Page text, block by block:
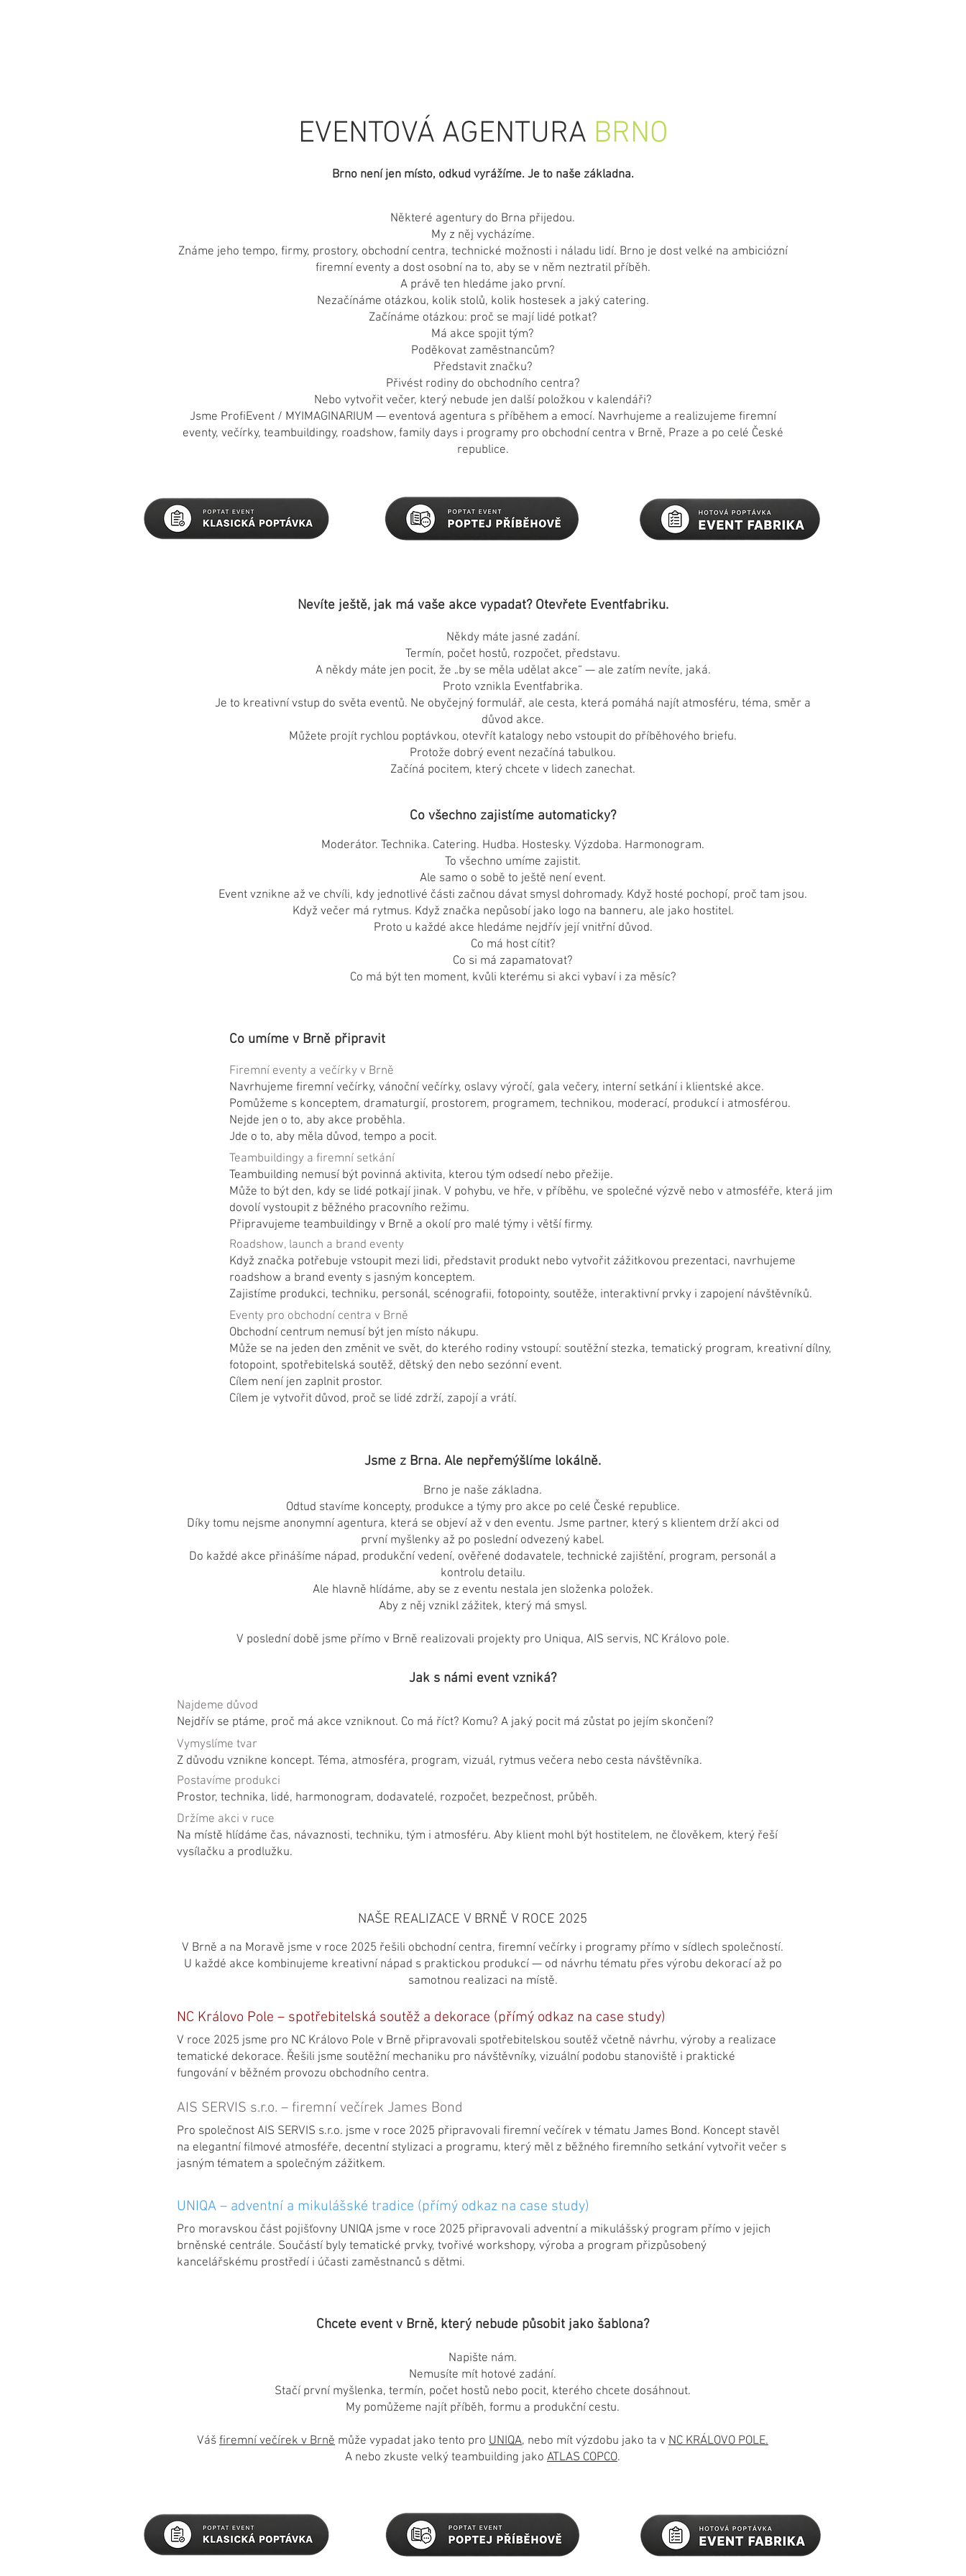
EVENTOVÁ AGENTURA BRNO
Brno není jen místo, odkud vyrážíme. Je to naše základna.
Některé agentury do Brna přijedou.
My z něj vycházíme.
Známe jeho tempo, firmy, prostory, obchodní centra, technické možnosti i náladu lidí. Brno je dost velké na ambiciózní
firemní eventy a dost osobní na to, aby se v něm neztratil příběh.
A právě ten hledáme jako první.
Nezačínáme otázkou, kolik stolů, kolik hostesek a jaký catering.
Začínáme otázkou: proč se mají lidé potkat?
Má akce spojit tým?
Poděkovat zaměstnancům?
Představit značku?
Přivést rodiny do obchodního centra?
Nebo vytvořit večer, který nebude jen další položkou v kalendáři?
Jsme ProfiEvent / MYIMAGINARIUM — eventová agentura s příběhem a emocí. Navrhujeme a realizujeme firemní
eventy, večírky, teambuildingy, roadshow, family days i programy pro obchodní centra v Brně, Praze a po celé České
republice.
Nevíte ještě, jak má vaše akce vypadat? Otevřete Eventfabriku.
Někdy máte jasné zadání.
Termín, počet hostů, rozpočet, představu.
A někdy máte jen pocit, že „by se měla udělat akce“ — ale zatím nevíte, jaká.
Proto vznikla Eventfabrika.
Je to kreativní vstup do světa eventů. Ne obyčejný formulář, ale cesta, která pomáhá najít atmosféru, téma, směr a
důvod akce.
Můžete projít rychlou poptávkou, otevřít katalogy nebo vstoupit do příběhového briefu.
Protože dobrý event nezačíná tabulkou.
Začíná pocitem, který chcete v lidech zanechat.
Co všechno zajistíme automaticky?
Moderátor. Technika. Catering. Hudba. Hostesky. Výzdoba. Harmonogram.
To všechno umíme zajistit.
Ale samo o sobě to ještě není event.
Event vznikne až ve chvíli, kdy jednotlivé části začnou dávat smysl dohromady. Když hosté pochopí, proč tam jsou.
Když večer má rytmus. Když značka nepůsobí jako logo na banneru, ale jako hostitel.
Proto u každé akce hledáme nejdřív její vnitřní důvod.
Co má host cítit?
Co si má zapamatovat?
Co má být ten moment, kvůli kterému si akci vybaví i za měsíc?
Co umíme v Brně připravit
Navrhujeme firemní večírky, vánoční večírky, oslavy výročí, gala večery, interní setkání i klientské akce.
Pomůžeme s konceptem, dramaturgií, prostorem, programem, technikou, moderací, produkcí i atmosférou.
Nejde jen o to, aby akce proběhla.
Jde o to, aby měla důvod, tempo a pocit.
Firemní eventy a večírky v Brně
Teambuildingy a firemní setkání
Teambuilding nemusí být povinná aktivita, kterou tým odsedí nebo přežije.
Může to být den, kdy se lidé potkají jinak. V pohybu, ve hře, v příběhu, ve společné výzvě nebo v atmosféře, která jim
dovolí vystoupit z běžného pracovního režimu.
Připravujeme teambuildingy v Brně a okolí pro malé týmy i větší firmy.
Roadshow, launch a brand eventy
Když značka potřebuje vstoupit mezi lidi, představit produkt nebo vytvořit zážitkovou prezentaci, navrhujeme
roadshow a brand eventy s jasným konceptem.
Zajistíme produkci, techniku, personál, scénografii, fotopointy, soutěže, interaktivní prvky i zapojení návštěvníků.
Eventy pro obchodní centra v Brně
Obchodní centrum nemusí být jen místo nákupu.
Může se na jeden den změnit ve svět, do kterého rodiny vstoupí: soutěžní stezka, tematický program, kreativní dílny,
fotopoint, spotřebitelská soutěž, dětský den nebo sezónní event.
Cílem není jen zaplnit prostor.
Cílem je vytvořit důvod, proč se lidé zdrží, zapojí a vrátí.
Jsme z Brna. Ale nepřemýšlíme lokálně.
Brno je naše základna.
Odtud stavíme koncepty, produkce a týmy pro akce po celé České republice.
Díky tomu nejsme anonymní agentura, která se objeví až v den eventu. Jsme partner, který s klientem drží akci od
první myšlenky až po poslední odvezený kabel.
Do každé akce přinášíme nápad, produkční vedení, ověřené dodavatele, technické zajištění, program, personál a
kontrolu detailu.
Ale hlavně hlídáme, aby se z eventu nestala jen složenka položek.
Aby z něj vznikl zážitek, který má smysl.
V poslední době jsme přímo v Brně realizovali projekty pro Uniqua, AIS servis, NC Královo pole.
Jak s námi event vzniká?
Nejdřív se ptáme, proč má akce vzniknout. Co má říct? Komu? A jaký pocit má zůstat po jejím skončení?
Najdeme důvod
Vymyslíme tvar
Z důvodu vznikne koncept. Téma, atmosféra, program, vizuál, rytmus večera nebo cesta návštěvníka.
Postavíme produkci
Prostor, technika, lidé, harmonogram, dodavatelé, rozpočet, bezpečnost, průběh.
Držíme akci v ruce
Na místě hlídáme čas, návaznosti, techniku, tým i atmosféru. Aby klient mohl být hostitelem, ne člověkem, který řeší
vysílačku a prodlužku.
NAŠE REALIZACE V BRNĚ V ROCE 2025
V Brně a na Moravě jsme v roce 2025 řešili obchodní centra, firemní večírky i programy přímo v sídlech společností.
U každé akce kombinujeme kreativní nápad s praktickou produkcí — od návrhu tématu přes výrobu dekorací až po
samotnou realizaci na místě.
NC Královo Pole – spotřebitelská soutěž a dekorace (přímý odkaz na case study)
V roce 2025 jsme pro NC Královo Pole v Brně připravovali spotřebitelskou soutěž včetně návrhu, výroby a realizace
tematické dekorace. Řešili jsme soutěžní mechaniku pro návštěvníky, vizuální podobu stanoviště i praktické
fungování v běžném provozu obchodního centra.
AIS SERVIS s.r.o. – firemní večírek James Bond
Pro společnost AIS SERVIS s.r.o. jsme v roce 2025 připravovali firemní večírek v tématu James Bond. Koncept stavěl
na elegantní filmové atmosféře, decentní stylizaci a programu, který měl z běžného firemního setkání vytvořit večer s
jasným tématem a společným zážitkem.
UNIQA – adventní a mikulášské tradice (přímý odkaz na case study)
Pro moravskou část pojišťovny UNIQA jsme v roce 2025 připravovali adventní a mikulášský program přímo v jejich
brněnské centrále. Součástí byly tematické prvky, tvořivé workshopy, výroba a program přizpůsobený
kancelářskému prostředí i účasti zaměstnanců s dětmi.
Chcete event v Brně, který nebude působit jako šablona?
Napište nám.
Nemusíte mít hotové zadání.
Stačí první myšlenka, termín, počet hostů nebo pocit, kterého chcete dosáhnout.
My pomůžeme najít příběh, formu a produkční cestu.
Váš firemní večírek v Brně může vypadat jako tento pro UNIQA, nebo mít výzdobu jako ta v NC KRÁLOVO POLE.
A nebo zkuste velký teambuilding jako ATLAS COPCO.